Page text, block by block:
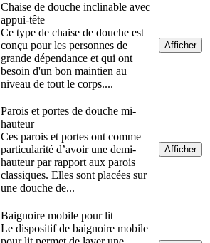
Chaise de douche inclinable avec
appui-tête
Ce type de chaise de douche est
conçu pour les personnes de
grande dépendance et qui ont
besoin d'un bon maintien au
niveau de tout le corps....
Afficher
Parois et portes de douche mi-
hauteur
Ces parois et portes ont comme
particularité d’avoir une demi-
hauteur par rapport aux parois
classiques. Elles sont placées sur
une douche de...
Afficher
Baignoire mobile pour lit
Le dispositif de baignoire mobile